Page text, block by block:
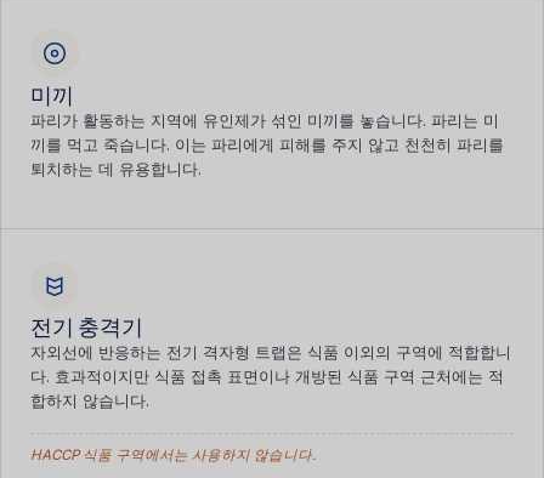
미끼
파리가 활동하는 지역에 유인제가 섞인 미끼를 놓습니다. 파리는 미
끼를 먹고 죽습니다. 이는 파리에게 피해를 주지 않고 천천히 파리를
퇴치하는 데 유용합니다.
전기 충격기
자외선에 반응하는 전기 격자형 트랩은 식품 이외의 구역에 적합합니
다. 효과적이지만 식품 접촉 표면이나 개방된 식품 구역 근처에는 적
합하지 않습니다.
HACCP 식품 구역에서는 사용하지 않습니다.